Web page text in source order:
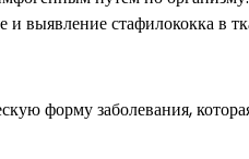
и выявление стафилококка в
форму заболевания,